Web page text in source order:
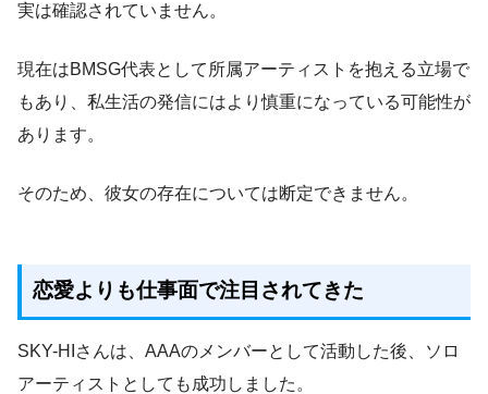
実は確認されていません。
現在はBMSG代表として所属アーティストを抱える立場で
もあり、私生活の発信にはより慎重になっている可能性が
あります。
そのため、彼女の存在については断定できません。
恋愛よりも仕事面で注目されてきた
SKY-HIさんは、AAAのメンバーとして活動した後、ソロ
アーティストとしても成功しました。